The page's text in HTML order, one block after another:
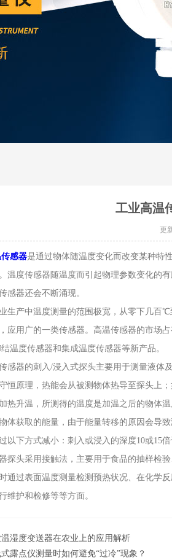
工业高温
更
感器是通过物体随温度变化而改变某种特
温度传感器随温度而引起物理参数变化的
感器还会不断涌现。
产中温度测量的范围极宽，从零下几百℃
应用广的一类传感器。高温传感器的市场
温度传感器和集成温度传感器等新产品。
器的刺入/浸入式探头主要用于测量液体
恒原理，热能会从被测物体热导至探头上
热升温，所测得的温度是加温之后的物体
体获取的能量，由于能量转移的原因会导
以下方式减小：刺入或浸入的深度10或15
头采用接触法，主要用于食品的抽样检验
通过表面温度测量检测预热状况、在化学
维护和检修等等方面。
湿度变送器在农业上的应用解析
露点仪测量时如何避免“过冷”现象？